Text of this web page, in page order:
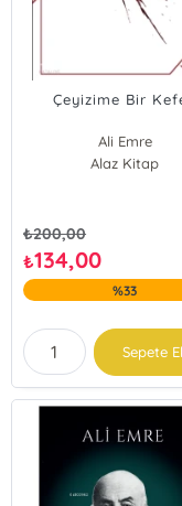
Çeyizime Bir
Ali Emre
Alaz Kitap
₺200,00
₺134,00
%33
Sepete